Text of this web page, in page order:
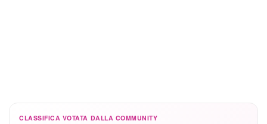
CLASSIFICA VOTATA DALLA COMMUNITY